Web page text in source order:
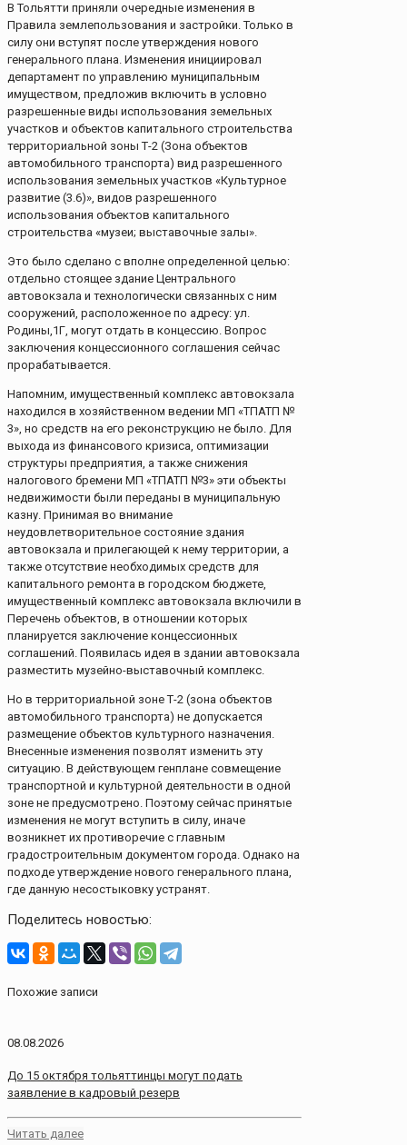
В Тольятти приняли очередные изменения в
Правила землепользования и застройки. Только в
силу они вступят после утверждения нового
генерального плана. Изменения инициировал
департамент по управлению муниципальным
имуществом, предложив включить в условно
разрешенные виды использования земельных
участков и объектов капитального строительства
территориальной зоны Т-2 (Зона объектов
автомобильного транспорта) вид разрешенного
использования земельных участков «Культурное
развитие (3.6)», видов разрешенного
использования объектов капитального
строительства «музеи; выставочные залы».
Это было сделано с вполне определенной целью:
отдельно стоящее здание Центрального
автовокзала и технологически связанных с ним
сооружений, расположенное по адресу: ул.
Родины,1Г, могут отдать в концессию. Вопрос
заключения концессионного соглашения сейчас
прорабатывается.
Напомним, имущественный комплекс автовокзала
находился в хозяйственном ведении МП «ТПАТП №
3», но средств на его реконструкцию не было. Для
выхода из финансового кризиса, оптимизации
структуры предприятия, а также снижения
налогового бремени МП «ТПАТП №3» эти объекты
недвижимости были переданы в муниципальную
казну. Принимая во внимание
неудовлетворительное состояние здания
автовокзала и прилегающей к нему территории, а
также отсутствие необходимых средств для
капитального ремонта в городском бюджете,
имущественный комплекс автовокзала включили в
Перечень объектов, в отношении которых
планируется заключение концессионных
соглашений. Появилась идея в здании автовокзала
разместить музейно-выставочный комплекс.
Но в территориальной зоне Т-2 (зона объектов
автомобильного транспорта) не допускается
размещение объектов культурного назначения.
Внесенные изменения позволят изменить эту
ситуацию. В действующем генплане совмещение
транспортной и культурной деятельности в одной
зоне не предусмотрено. Поэтому сейчас принятые
изменения не могут вступить в силу, иначе
возникнет их противоречие с главным
градостроительным документом города. Однако на
подходе утверждение нового генерального плана,
где данную несостыковку устранят.
Поделитесь новостью:
Похожие записи
08.08.2026
До 15 октября тольяттинцы могут подать
заявление в кадровый резерв
Читать далее